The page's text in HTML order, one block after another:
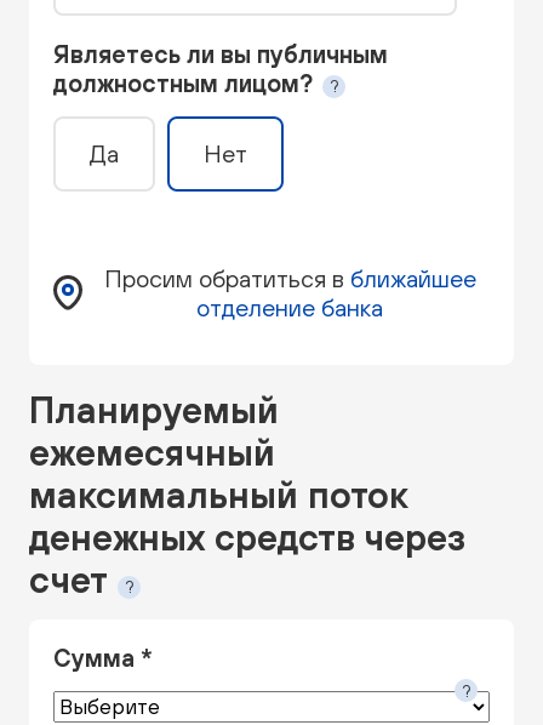
Являетесь ли вы публичным
должностным лицом?
?
Да Нет
Просим обратиться в ближайшее
отделение банка
Планируемый
ежемесячный
максимальный поток
денежных средств через
счет
?
Сумма *
?